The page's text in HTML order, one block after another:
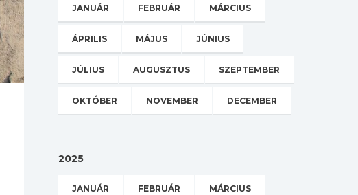
JANUÁR FEBRUÁR MÁRCIUS
ÁPRILIS MÁJUS JÚNIUS
JÚLIUS AUGUSZTUS SZEPTEMBER
OKTÓBER NOVEMBER DECEMBER
2025
JANUÁR FEBRUÁR MÁRCIUS